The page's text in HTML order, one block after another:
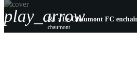
play_arrow
chaumont